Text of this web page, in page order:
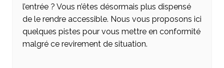
l’entrée ? Vous n’êtes désormais plus dispensé
de le rendre accessible. Nous vous proposons ici
quelques pistes pour vous mettre en conformité
malgré ce revirement de situation.